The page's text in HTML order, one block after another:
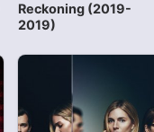
Reckoning (2019-
2019)